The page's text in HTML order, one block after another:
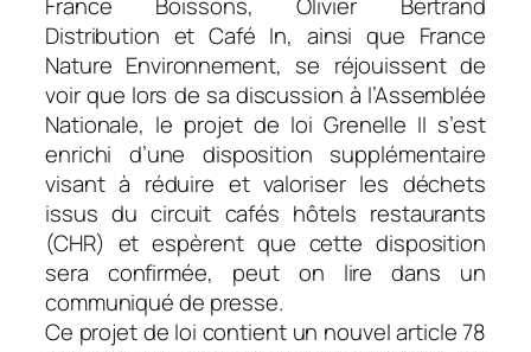
France Boissons, Olivier Bertrand
Distribution et Café In, ainsi que France
Nature Environnement, se réjouissent de
voir que lors de sa discussion à l’Assemblée
Nationale, le projet de loi Grenelle II s’est
enrichi d’une disposition supplémentaire
visant à réduire et valoriser les déchets
issus du circuit cafés hôtels restaurants
(CHR) et espèrent que cette disposition
sera confirmée, peut on lire dans un
communiqué de presse.
Ce projet de loi contient un nouvel article 78